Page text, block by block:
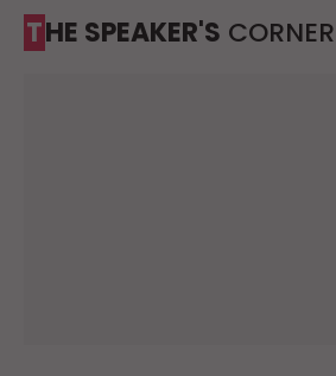
THE SPEAKER'S CORNER